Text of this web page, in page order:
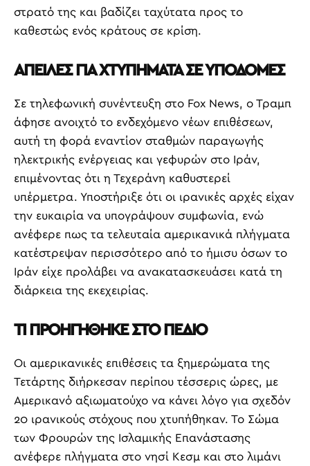
στρατό της και βαδίζει ταχύτατα προς το
καθεστώς ενός κράτους σε κρίση.
ΑΠΕΙΛΕΣ ΓΙΑ ΧΤΥΠΗΜΑΤΑ ΣΕ ΥΠΟΔΟΜΕΣ
Σε τηλεφωνική συνέντευξη στο Fox News, ο Τραμπ
άφησε ανοιχτό το ενδεχόμενο νέων επιθέσεων,
αυτή τη φορά εναντίον σταθμών παραγωγής
ηλεκτρικής ενέργειας και γεφυρών στο Ιράν,
επιμένοντας ότι η Τεχεράνη καθυστερεί
υπέρμετρα. Υποστήριξε ότι οι ιρανικές αρχές είχαν
την ευκαιρία να υπογράψουν συμφωνία, ενώ
ανέφερε πως τα τελευταία αμερικανικά πλήγματα
κατέστρεψαν περισσότερο από το ήμισυ όσων το
Ιράν είχε προλάβει να ανακατασκευάσει κατά τη
διάρκεια της εκεχειρίας.
ΤΙ ΠΡΟΗΓΗΘΗΚΕ ΣΤΟ ΠΕΔΙΟ
Οι αμερικανικές επιθέσεις τα ξημερώματα της
Τετάρτης διήρκεσαν περίπου τέσσερις ώρες, με
Αμερικανό αξιωματούχο να κάνει λόγο για σχεδόν
20 ιρανικούς στόχους που χτυπήθηκαν. Το Σώμα
των Φρουρών της Ισλαμικής Επανάστασης
ανέφερε πλήγματα στο νησί Κεσμ και στο λιμάνι